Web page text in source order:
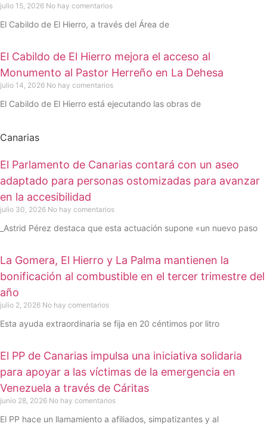
julio 15, 2026 No hay comentarios
El Cabildo de El Hierro, a través del Área de
El Cabildo de El Hierro mejora el acceso al
Monumento al Pastor Herreño en La Dehesa
julio 14, 2026 No hay comentarios
El Cabildo de El Hierro está ejecutando las obras de
Canarias
El Parlamento de Canarias contará con un aseo
adaptado para personas ostomizadas para avanzar
en la accesibilidad
julio 30, 2026 No hay comentarios
_Astrid Pérez destaca que esta actuación supone «un nuevo paso
La Gomera, El Hierro y La Palma mantienen la
bonificación al combustible en el tercer trimestre del
año
julio 2, 2026 No hay comentarios
Esta ayuda extraordinaria se fija en 20 céntimos por litro
El PP de Canarias impulsa una iniciativa solidaria
para apoyar a las víctimas de la emergencia en
Venezuela a través de Cáritas
junio 28, 2026 No hay comentarios
El PP hace un llamamiento a afiliados, simpatizantes y al